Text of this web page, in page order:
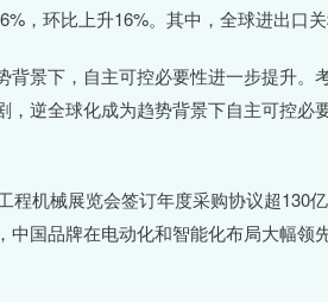
，环比上升16%。其中，全球进出口关
景下，自主可控必要性进一步提升。
，逆全球化成为趋势背景下自主可控必
机械展览会签订年度采购协议超130亿
国品牌在电动化和智能化布局大幅领